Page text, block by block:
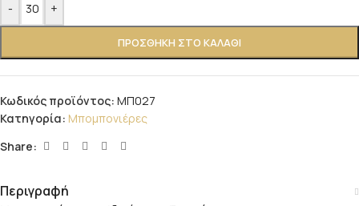
- +
ΠΡΟΣΘΉΚΗ ΣΤΟ ΚΑΛΆΘΙ
Κωδικός προϊόντος: ΜΠ027
Κατηγορία: Μπομπονιέρες
Share:
Περιγραφή